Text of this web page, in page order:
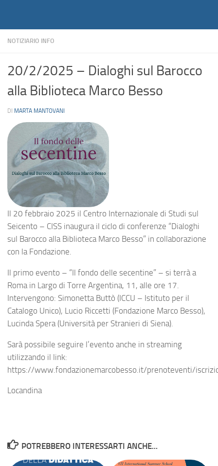
NOTIZIARIO INFO
20/2/2025 – Dialoghi sul Barocco
alla Biblioteca Marco Besso
DI MARTA MANTOVANI
Il 20 febbraio 2025 il Centro Internazionale di Studi sul
Seicento – CISS inaugura il ciclo di conferenze “Dialoghi
sul Barocco alla Biblioteca Marco Besso” in collaborazione
con la Fondazione.
Il primo evento – “Il fondo delle secentine” – si terrà a
Roma in Largo di Torre Argentina, 11, alle ore 17.
Intervengono: Simonetta Buttò (ICCU – Istituto per il
Catalogo Unico), Lucio Riccetti (Fondazione Marco Besso),
Lucinda Spera (Università per Stranieri di Siena).
Sarà possibile seguire l’evento anche in streaming
utilizzando il link:
https://www.fondazionemarcobesso.it/prenoteventi/
Locandina
POTREBBERO INTERESSARTI ANCHE...